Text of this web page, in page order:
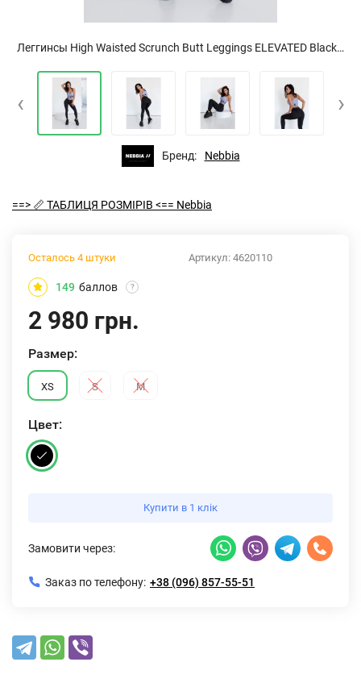
Леггинсы High Waisted Scrunch Butt Leggings ELEVATED Black 462
‹ ›
Бренд: Nebbia
==> 📏 ТАБЛИЦЯ РОЗМІРІВ <== Nebbia
Артикул: 4620110
Осталось 4 штуки
149 баллов ?
2 980 грн.
Размер:
XS S M
Цвет:
Купити в 1 клік
Замовити через:
Заказ по телефону: +38 (096) 857-55-51